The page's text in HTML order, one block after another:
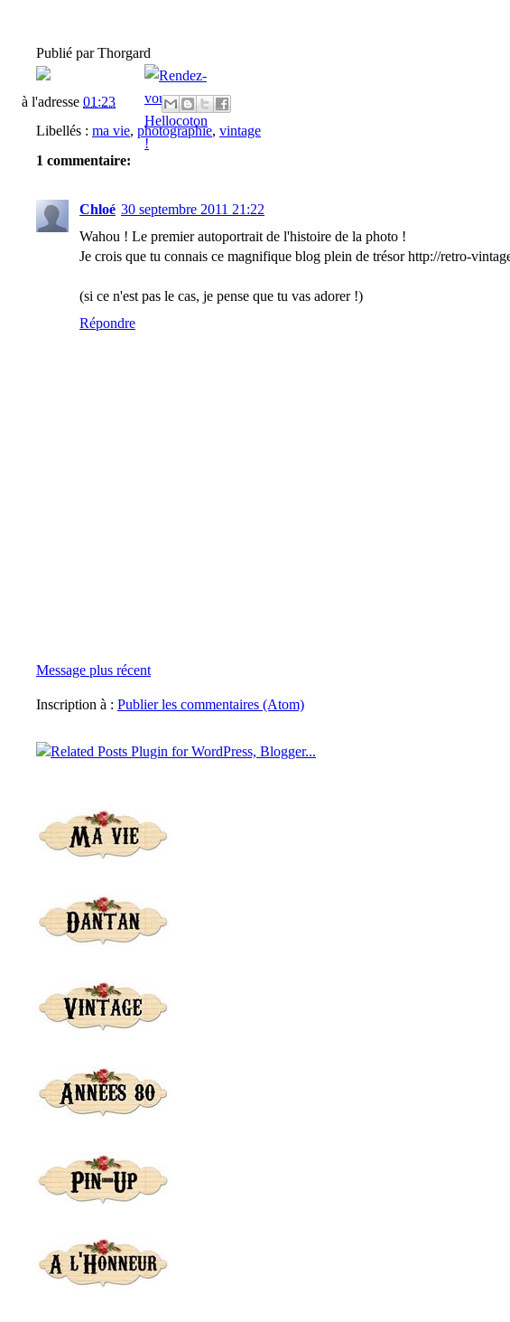
Publié parThorgard
à l'adresse 01:23
Libellés : ma vie, photographie, vintage
1 commentaire:
Chloé 30 septembre 2011 21:22
Wahou ! Le premier autoportrait de l'histoire de la photo !
Je crois que tu connais ce magnifique blog plein de trésor http://retro-
(si ce n'est pas le cas, je pense que tu vas adorer !)
Répondre
Message plus récent
Inscription à : Publier les commentaires (Atom)